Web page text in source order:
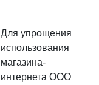
Для упрощения
использования
магазина-
интернета ООО